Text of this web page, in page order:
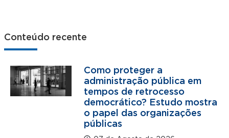
Conteúdo recente
Como proteger a
administração pública em
tempos de retrocesso
democrático? Estudo mostra
o papel das organizações
públicas